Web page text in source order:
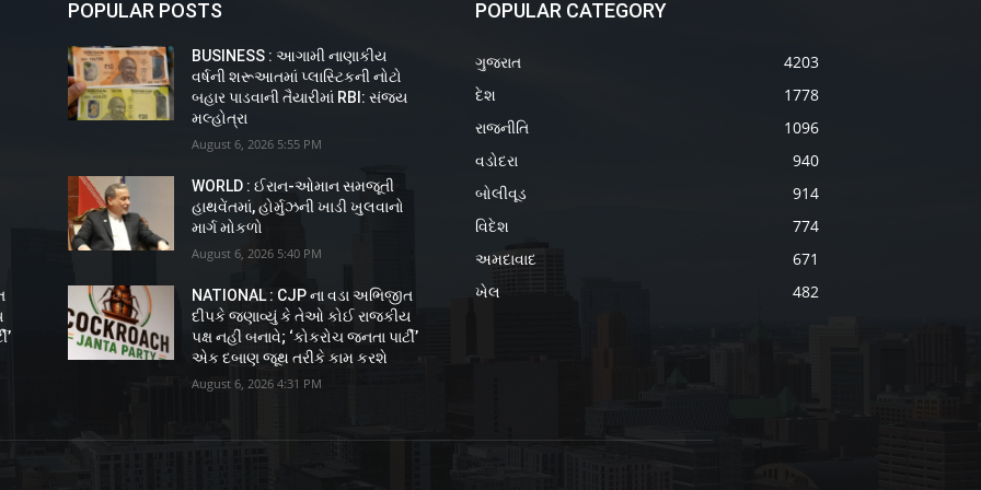
POPULAR POSTS
BUSINESS : આગામી નાણાકીય
વર્ષની શરૂઆતમાં પ્લાસ્ટિકની નોટો
બહાર પાડવાની તૈયારીમાં RBI: સંજય
મલ્હોત્રા
August 6, 2026 5:55 PM
WORLD : ઈરાન-ઓમાન સમજૂતી
હાથવેંતમાં, હોર્મુઝની ખાડી ખુલવાનો
માર્ગ મોકળો
August 6, 2026 5:40 PM
NATIONAL : CJP ના વડા અભિજીત
દીપકે જણાવ્યું કે તેઓ કોઈ રાજકીય
પક્ષ નહીં બનાવે; ‘કોકરોચ જનતા પાર્ટી’
એક દબાણ જૂથ તરીકે કામ કરશે
August 6, 2026 4:31 PM
POPULAR CATEGORY
ગુજરાત
4203
દેશ
1778
રાજનીતિ
1096
વડોદરા
940
બોલીવૂડ
914
વિદેશ
774
અમદાવાદ
671
ખેલ
482